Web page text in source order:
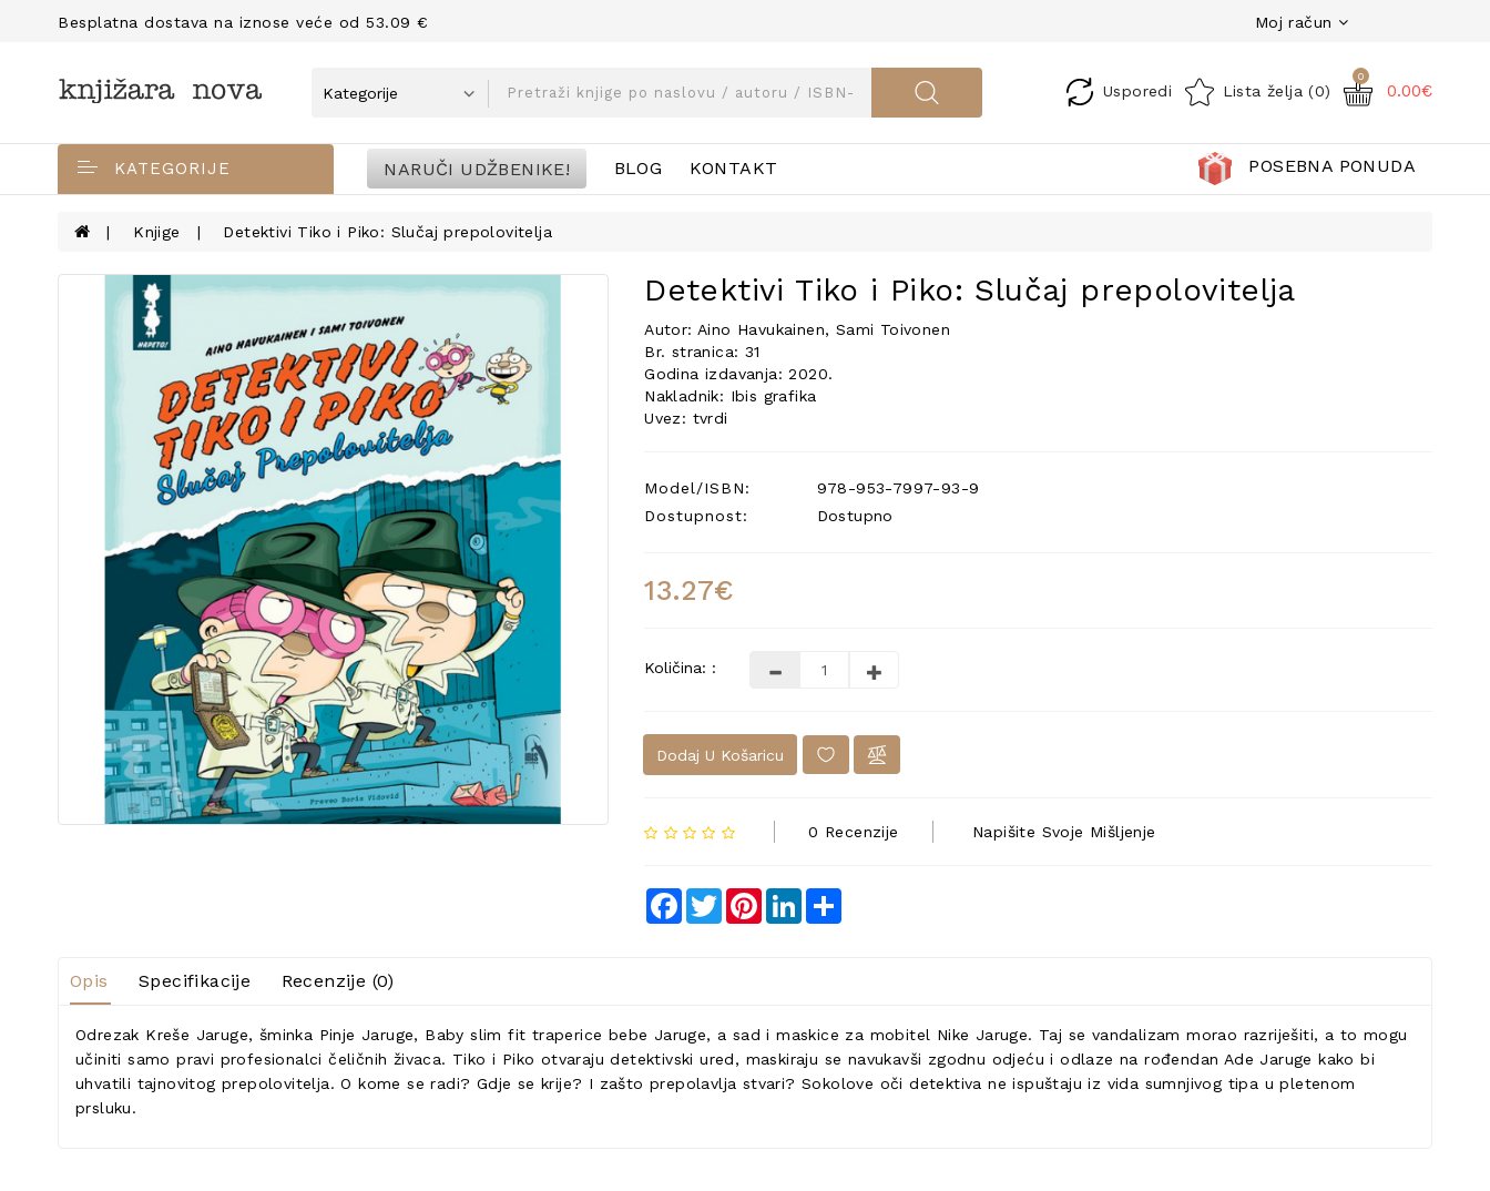
Besplatna dostava na iznose veće od 53.09 € Moj račun
Usporedi Lista želja (0)
0
0.00€
KATEGORIJE NARUČI UDŽBENIKE! BLOG KONTAKT POSEBNA PONUDA
Knjige Detektivi Tiko i Piko: Slučaj prepolovitelja
Detektivi Tiko i Piko: Slučaj prepolovitelja
Autor: Aino Havukainen, Sami Toivonen
Br. stranica: 31
Godina izdavanja: 2020.
Nakladnik: Ibis grafika
Uvez: tvrdi
Model/ISBN:
978-953-7997-93-9
Dostupnost:
Dostupno
13.27€
Količina: :
Dodaj U Košaricu
0 Recenzije Napišite Svoje Mišljenje
Facebook
TwitterPinterestLinkedIn
Opis Specifikacije Recenzije (0)
Odrezak Kreše Jaruge, šminka Pinje Jaruge, Baby slim fit traperice bebe Jaruge, a sad i maskice za mobitel Nike Jaruge. Taj se vandalizam morao razriješiti, a to mogu
učiniti samo pravi profesionalci čeličnih živaca. Tiko i Piko otvaraju detektivski ured, maskiraju se navukavši zgodnu odjeću i odlaze na rođendan Ade Jaruge kako bi
uhvatili tajnovitog prepolovitelja. O kome se radi? Gdje se krije? I zašto prepolavlja stvari? Sokolove oči detektiva ne ispuštaju iz vida sumnjivog tipa u pletenom
prsluku.